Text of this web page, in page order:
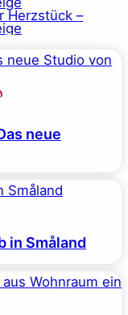
neue
in Småland